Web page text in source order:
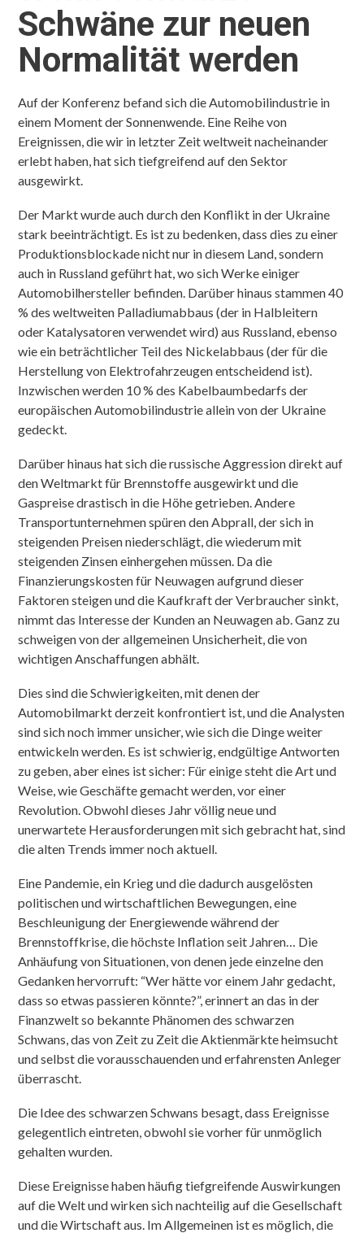
Schwäne zur neuen
Normalität werden
Auf der Konferenz befand sich die Automobilindustrie in
einem Moment der Sonnenwende. Eine Reihe von
Ereignissen, die wir in letzter Zeit weltweit nacheinander
erlebt haben, hat sich tiefgreifend auf den Sektor
ausgewirkt.
Der Markt wurde auch durch den Konflikt in der Ukraine
stark beeinträchtigt. Es ist zu bedenken, dass dies zu einer
Produktionsblockade nicht nur in diesem Land, sondern
auch in Russland geführt hat, wo sich Werke einiger
Automobilhersteller befinden. Darüber hinaus stammen 40
% des weltweiten Palladiumabbaus (der in Halbleitern
oder Katalysatoren verwendet wird) aus Russland, ebenso
wie ein beträchtlicher Teil des Nickelabbaus (der für die
Herstellung von Elektrofahrzeugen entscheidend ist).
Inzwischen werden 10 % des Kabelbaumbedarfs der
europäischen Automobilindustrie allein von der Ukraine
gedeckt.
Darüber hinaus hat sich die russische Aggression direkt auf
den Weltmarkt für Brennstoffe ausgewirkt und die
Gaspreise drastisch in die Höhe getrieben. Andere
Transportunternehmen spüren den Abprall, der sich in
steigenden Preisen niederschlägt, die wiederum mit
steigenden Zinsen einhergehen müssen. Da die
Finanzierungskosten für Neuwagen aufgrund dieser
Faktoren steigen und die Kaufkraft der Verbraucher sinkt,
nimmt das Interesse der Kunden an Neuwagen ab. Ganz zu
schweigen von der allgemeinen Unsicherheit, die von
wichtigen Anschaffungen abhält.
Dies sind die Schwierigkeiten, mit denen der
Automobilmarkt derzeit konfrontiert ist, und die Analysten
sind sich noch immer unsicher, wie sich die Dinge weiter
entwickeln werden. Es ist schwierig, endgültige Antworten
zu geben, aber eines ist sicher: Für einige steht die Art und
Weise, wie Geschäfte gemacht werden, vor einer
Revolution. Obwohl dieses Jahr völlig neue und
unerwartete Herausforderungen mit sich gebracht hat, sind
die alten Trends immer noch aktuell.
Eine Pandemie, ein Krieg und die dadurch ausgelösten
politischen und wirtschaftlichen Bewegungen, eine
Beschleunigung der Energiewende während der
Brennstoffkrise, die höchste Inflation seit Jahren… Die
Anhäufung von Situationen, von denen jede einzelne den
Gedanken hervorruft: “Wer hätte vor einem Jahr gedacht,
dass so etwas passieren könnte?”, erinnert an das in der
Finanzwelt so bekannte Phänomen des schwarzen
Schwans, das von Zeit zu Zeit die Aktienmärkte heimsucht
und selbst die vorausschauenden und erfahrensten Anleger
überrascht.
Die Idee des schwarzen Schwans besagt, dass Ereignisse
gelegentlich eintreten, obwohl sie vorher für unmöglich
gehalten wurden.
Diese Ereignisse haben häufig tiefgreifende Auswirkungen
auf die Welt und wirken sich nachteilig auf die Gesellschaft
und die Wirtschaft aus. Im Allgemeinen ist es möglich, die